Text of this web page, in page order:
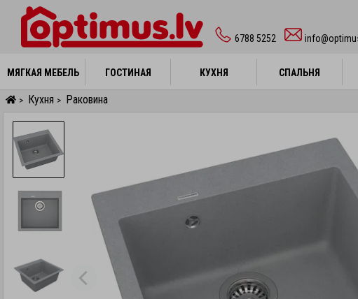
6788 5252
МЯГКАЯ МЕБЕЛЬ ГОСТИНАЯ КУХНЯ СПАЛЬНЯ
МЯГКАЯ МЕБЕЛЬ ГОСТИНАЯ КУХНЯ СПАЛЬНЯ
> Кухня > Раковина